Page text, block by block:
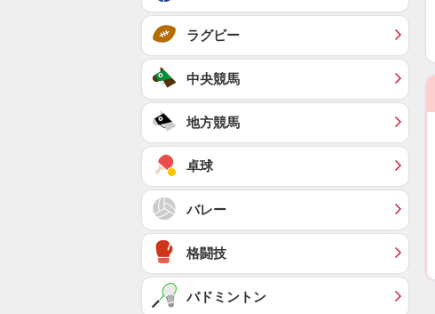
ラグビー
中央競馬
地方競馬
卓球
バレー
格闘技
バドミントン